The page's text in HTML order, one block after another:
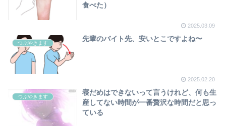
食べた）
2025.03.09
つぶやきます
先輩のバイト先、安いとこですよね〜
2025.02.20
つぶやきます
寝だめはできないって言うけれど、何も生
産してない時間が一番贅沢な時間だと思っ
ている